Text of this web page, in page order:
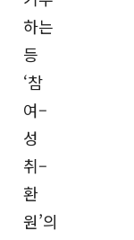
하는
등
‘참
여–
성
취–
환
원’의